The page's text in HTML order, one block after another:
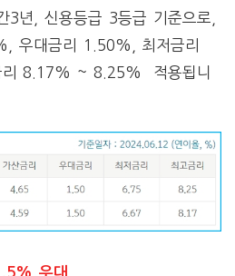
3년, 신용등급 3등급 기준으로,
우대금리 1.50%, 최저금리
8.17% ~ 8.25% 적용됩니